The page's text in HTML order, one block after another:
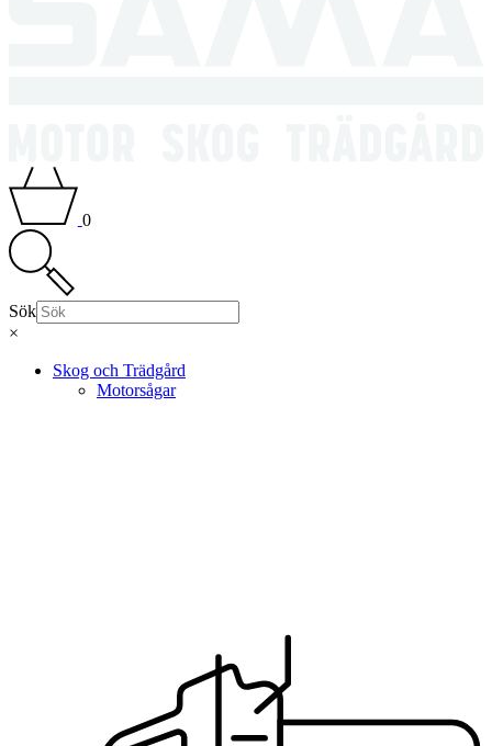
0
Sök
×
Skog och Trädgård
Motorsågar